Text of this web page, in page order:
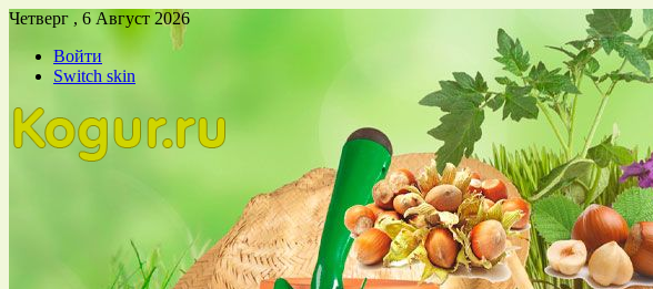
Четверг , 6 Август 2026
Войти
Switch skin